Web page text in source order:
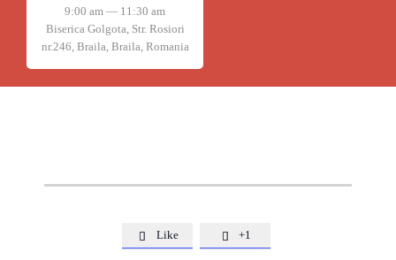
9:00 am — 11:30 am
Biserica Golgota, Str. Rosiori
nr.246, Braila, Braila, Romania
 Like  +1